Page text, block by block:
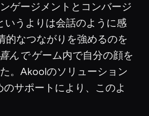
ゲージメントとコンバージ
うよりは会話のように感
的なつながりを強めるのを
喜んでゲーム内で自分の顔を
。Akoolのソリューション
サポートにより、このよ